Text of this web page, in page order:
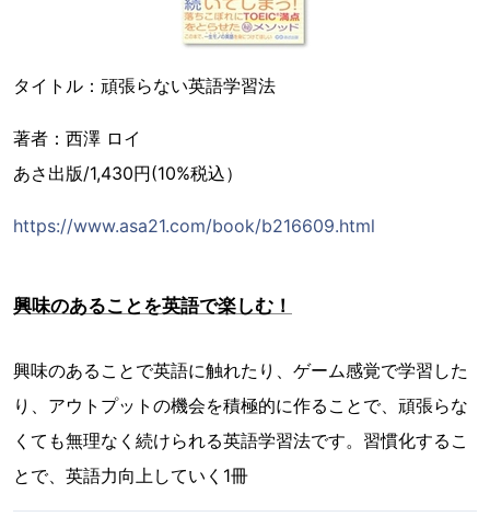
タイトル：頑張らない英語学習法
著者：西澤 ロイ
あさ出版/1,430円(10%税込）
https://www.asa21.com/book/b216609.html
興味のあることを英語で楽しむ！
興味のあることで英語に触れたり、ゲーム感覚で学習した
り、アウトプットの機会を積極的に作ることで、頑張らな
くても無理なく続けられる英語学習法です。習慣化するこ
とで、英語力向上していく1冊